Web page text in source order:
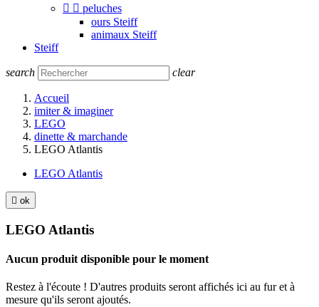
  peluches
ours Steiff
animaux Steiff
Steiff
search clear
Accueil
imiter & imaginer
LEGO
dinette & marchande
LEGO Atlantis
LEGO Atlantis
 ok
LEGO Atlantis
Aucun produit disponible pour le moment
Restez à l'écoute ! D'autres produits seront affichés ici au fur et à
mesure qu'ils seront ajoutés.